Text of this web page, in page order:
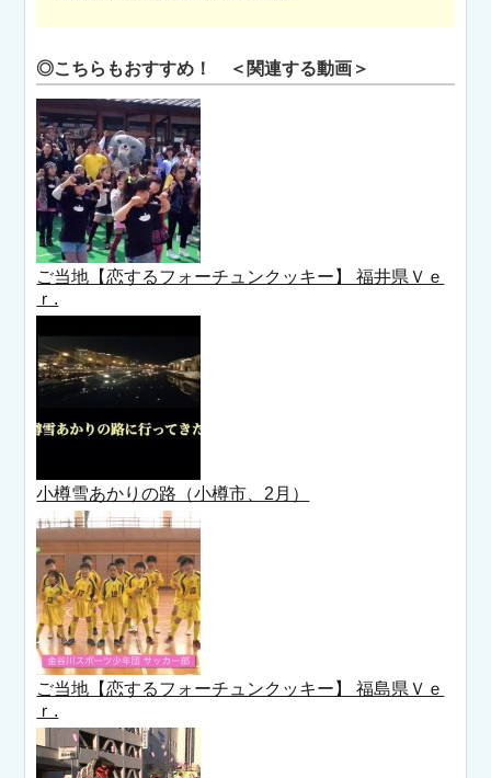
◎こちらもおすすめ！ ＜関連する動画＞
ご当地【恋するフォーチュンクッキー】 福井県Ｖｅ
ｒ.
小樽雪あかりの路（小樽市、2月）
ご当地【恋するフォーチュンクッキー】 福島県Ｖｅ
ｒ.